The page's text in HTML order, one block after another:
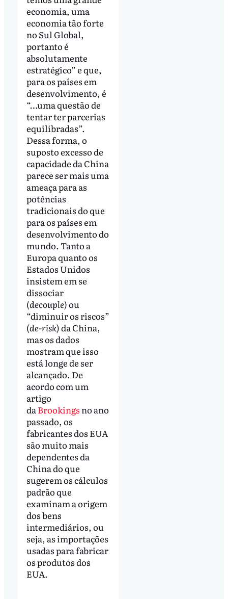
economia, uma
economia tão forte
no Sul Global,
portanto é
absolutamente
estratégico” e que,
para os países em
desenvolvimento, é
“…uma questão de
tentar ter parcerias
equilibradas”.
Dessa forma, o
suposto excesso de
capacidade da China
parece ser mais uma
ameaça para as
potências
tradicionais do que
para os países em
desenvolvimento do
mundo. Tanto a
Europa quanto os
Estados Unidos
insistem em se
dissociar
(decouple)ou
“diminuir os riscos”
(de-risk) da China,
mas os dados
mostram que isso
está longe de ser
alcançado. De
acordo com um
artigo
daBrookings no ano
passado, os
fabricantes dos EUA
são muito mais
dependentes da
China do que
sugerem os cálculos
padrão que
examinam a origem
dos bens
intermediários, ou
seja, as importações
usadas para fabricar
os produtos dos
EUA.